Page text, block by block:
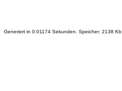
Generiert in 0.01174 Sekunden. Speicher: 2138 Kb